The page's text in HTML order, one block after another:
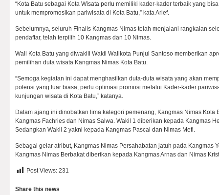
“Kota Batu sebagai Kota Wisata perlu memiliki kader-kader terbaik yang
untuk mempromosikan pariwisata di Kota Batu,” kata Arief.
Sebelumnya, seluruh Finalis Kangmas Nimas telah menjalani rangkaian
pendaftar, telah terpilih 10 Kangmas dan 10 Nimas.
Wali Kota Batu yang diwakili Wakil Walikota Punjul Santoso memberikan
pemilihan duta wisata Kangmas Nimas Kota Batu.
“Semoga kegiatan ini dapat menghasilkan duta-duta wisata yang akan
potensi yang luar biasa, perlu optimasi promosi melalui Kader-kader
kunjungan wisata di Kota Batu,” katanya.
Dalam ajang ini dinobatkan lima kategori pemenang, Kangmas Nimas Kota
Kangmas Fachries dan Nimas Salwa. Wakil 1 diberikan kepada Kangmas
Sedangkan Wakil 2 yakni kepada Kangmas Pascal dan Nimas Mefi.
Sebagai gelar atribut, Kangmas Nimas Persahabatan jatuh pada Kangmas
Kangmas Nimas Berbakat diberikan kepada Kangmas Arnas dan Nimas
Post Views: 231
Share this news